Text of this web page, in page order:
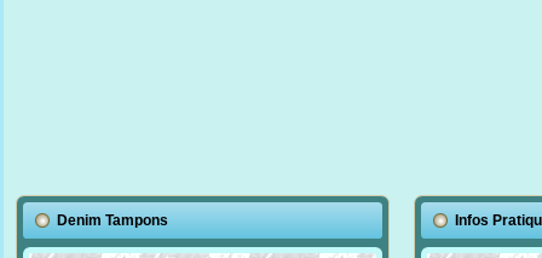
Denim Tampons Infos